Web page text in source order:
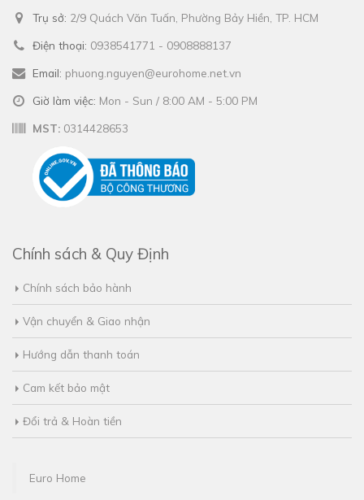
Trụ sở: 2/9 Quách Văn Tuấn, Phường Bảy Hiền, TP. HCM
Điện thoại: 0938541771 - 0908888137
Email: phuong.nguyen@eurohome.net.vn
Giờ làm việc: Mon - Sun / 8:00 AM - 5:00 PM
MST: 0314428653
Chính sách & Quy Định
Chính sách bảo hành
Vận chuyển & Giao nhận
Hướng dẫn thanh toán
Cam kết bảo mật
Đổi trả & Hoàn tiền
Euro Home